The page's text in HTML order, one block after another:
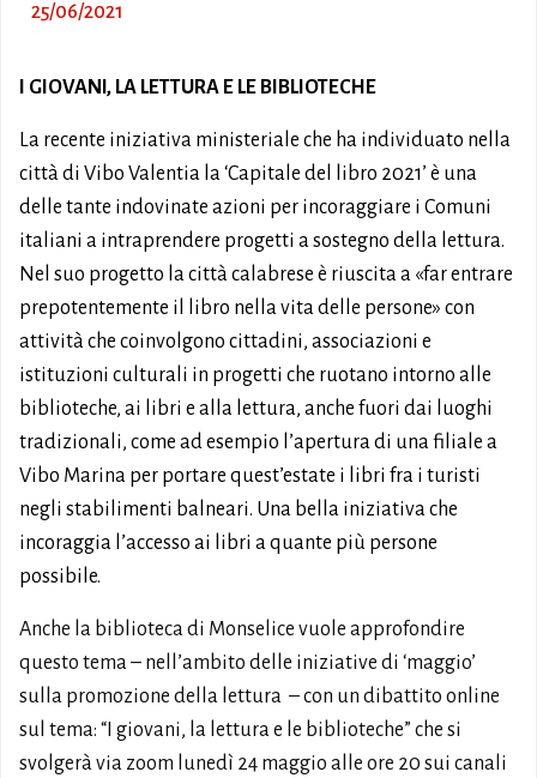
25/06/2021
I GIOVANI, LA LETTURA E LE BIBLIOTECHE
La recente iniziativa ministeriale che ha individuato nella
città di Vibo Valentia la ‘Capitale del libro 2021’ è una
delle tante indovinate azioni per incoraggiare i Comuni
italiani a intraprendere progetti a sostegno della lettura.
Nel suo progetto la città calabrese è riuscita a «far entrare
prepotentemente il libro nella vita delle persone» con
attività che coinvolgono cittadini, associazioni e
istituzioni culturali in progetti che ruotano intorno alle
biblioteche, ai libri e alla lettura, anche fuori dai luoghi
tradizionali, come ad esempio l’apertura di una filiale a
Vibo Marina per portare quest’estate i libri fra i turisti
negli stabilimenti balneari. Una bella iniziativa che
incoraggia l’accesso ai libri a quante più persone
possibile.
Anche la biblioteca di Monselice vuole approfondire
questo tema – nell’ambito delle iniziative di ‘maggio’
sulla promozione della lettura – con un dibattito online
sul tema: “I giovani, la lettura e le biblioteche” che si
svolgerà via zoom lunedì 24 maggio alle ore 20 sui canali